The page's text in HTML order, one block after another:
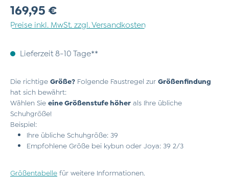
Regulärer Preis:
169,95 €
Preise inkl. MwSt. zzgl. Versandkosten
Lieferzeit 8-10 Tage**
Die richtige Größe? Folgende Faustregel zur Größenfindung
hat sich bewährt:
Wählen Sie eine Größenstufe höher als Ihre übliche
Schuhgröße!
Beispiel:
Ihre übliche Schuhgröße: 39
Empfohlene Größe bei kybun oder Joya: 39 2/3
Größentabelle für weitere Informationen.